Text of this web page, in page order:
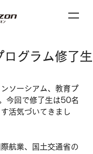
ログラム修了生
ソーシアム、教育プ
今回で修了生は50名
活気づいてきまし
航業、国土交通省の